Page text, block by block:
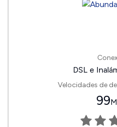
DSL e
Velocidades de
99